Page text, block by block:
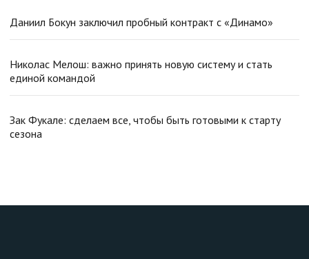
Даниил Бокун заключил пробный контракт с «Динамо»
Николас Мелош: важно принять новую систему и стать
единой командой
Зак Фукале: сделаем все, чтобы быть готовыми к старту
сезона